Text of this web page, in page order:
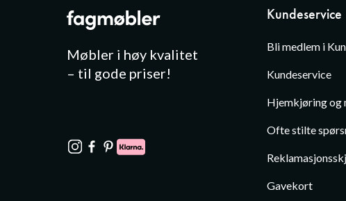
Møbler i høy kvalitet
– til gode priser!
Kundeservice
Bli medlem i
Kundeservice
Hjemkjøring og
Ofte stilte
Gavekort